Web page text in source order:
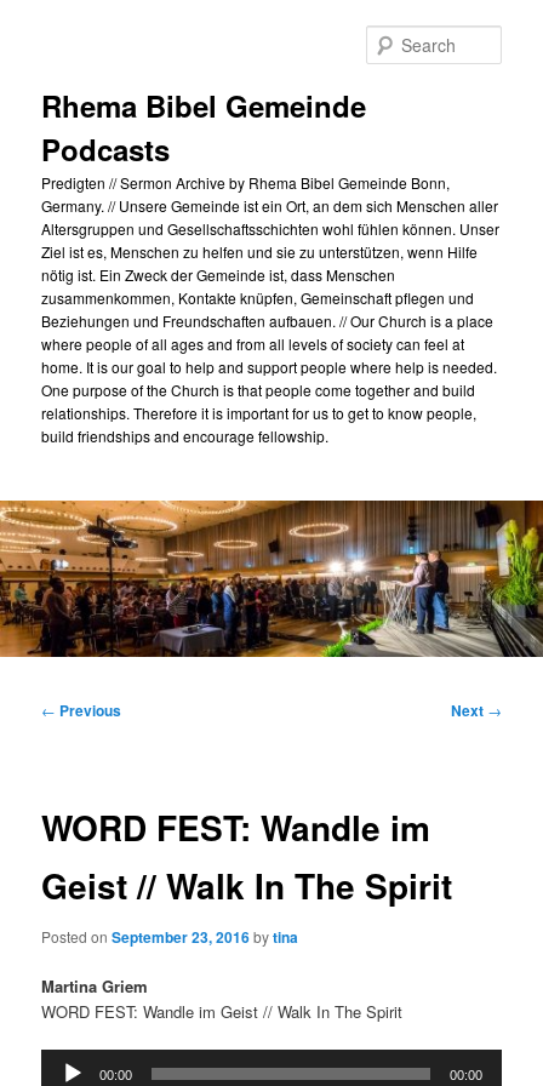
Rhema Bibel Gemeinde
Podcasts
Predigten // Sermon Archive by Rhema Bibel Gemeinde Bonn,
Germany. // Unsere Gemeinde ist ein Ort, an dem sich Menschen aller
Altersgruppen und Gesellschaftsschichten wohl fühlen können. Unser
Ziel ist es, Menschen zu helfen und sie zu unterstützen, wenn Hilfe
nötig ist. Ein Zweck der Gemeinde ist, dass Menschen
zusammenkommen, Kontakte knüpfen, Gemeinschaft pflegen und
Beziehungen und Freundschaften aufbauen. // Our Church is a place
where people of all ages and from all levels of society can feel at
home. It is our goal to help and support people where help is needed.
One purpose of the Church is that people come together and build
relationships. Therefore it is important for us to get to know people,
build friendships and encourage fellowship.
Post
← Previous Next →
WORD FEST: Wandle im
Geist // Walk In The Spirit
Posted onSeptember 23, 2016bytina
Martina Griem
WORD FEST: Wandle im Geist // Walk In The Spirit
Audio
00:00 00:00